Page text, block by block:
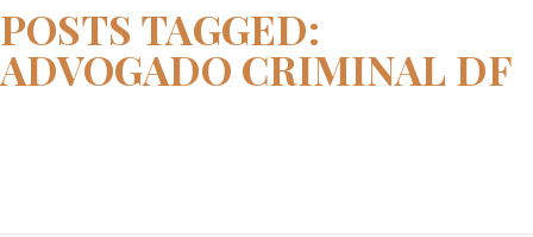
POSTS TAGGED:
ADVOGADO CRIMINAL DF